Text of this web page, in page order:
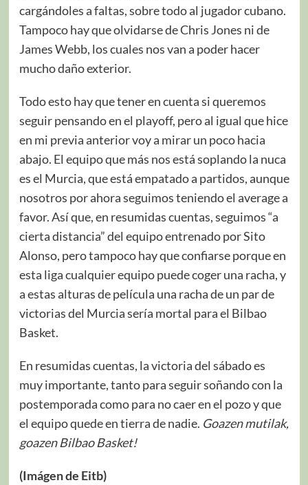
cargándoles a faltas, sobre todo al jugador cubano.
Tampoco hay que olvidarse de Chris Jones ni de
James Webb, los cuales nos van a poder hacer
mucho daño exterior.
Todo esto hay que tener en cuenta si queremos
seguir pensando en el playoff, pero al igual que hice
en mi previa anterior voy a mirar un poco hacia
abajo. El equipo que más nos está soplando la nuca
es el Murcia, que está empatado a partidos, aunque
nosotros por ahora seguimos teniendo el average a
favor. Así que, en resumidas cuentas, seguimos “a
cierta distancia” del equipo entrenado por Sito
Alonso, pero tampoco hay que confiarse porque en
esta liga cualquier equipo puede coger una racha, y
a estas alturas de película una racha de un par de
victorias del Murcia sería mortal para el Bilbao
Basket.
En resumidas cuentas, la victoria del sábado es
muy importante, tanto para seguir soñando con la
postemporada como para no caer en el pozo y que
el equipo quede en tierra de nadie. Goazen mutilak,
goazen Bilbao Basket!
(Imágen de Eitb)